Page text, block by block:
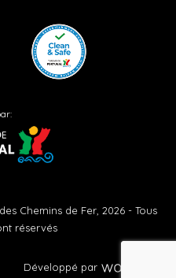
Chemins de Fer, 2026 - Tous
réservés
Développé par